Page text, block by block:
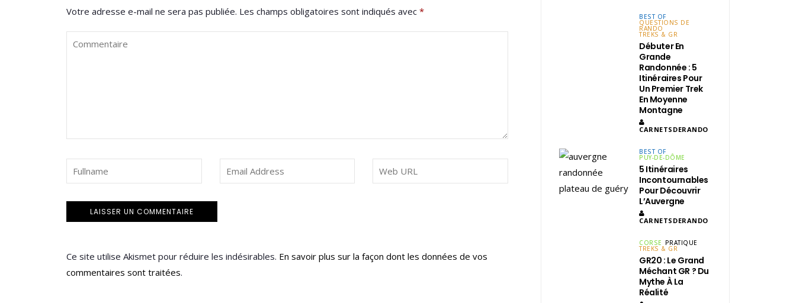
Votre adresse e-mail ne sera pas publiée. Les champs obligatoires sont indiqués avec *
Ce site utilise Akismet pour réduire les indésirables. En savoir plus sur la façon dont les données de vos
commentaires sont traitées.
BEST OF
QUESTIONS DE
RANDO
TREKS & GR
Débuter En
Grande
Randonnée : 5
Itinéraires Pour
Un Premier Trek
En Moyenne
Montagne
CARNETSDERANDO
BEST OF
PUY-DE-DÔME
5 Itinéraires
Incontournables
Pour Découvrir
L’Auvergne
CARNETSDERANDO
CORSE PRATIQUE
TREKS & GR
GR20 : Le Grand
Méchant GR ? Du
Mythe À La
Réalité